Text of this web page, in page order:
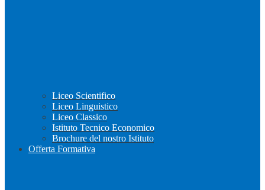
Liceo Scientifico
Liceo Linguistico
Liceo Classico
Istituto Tecnico Economico
Brochure del nostro Istituto
Offerta Formativa